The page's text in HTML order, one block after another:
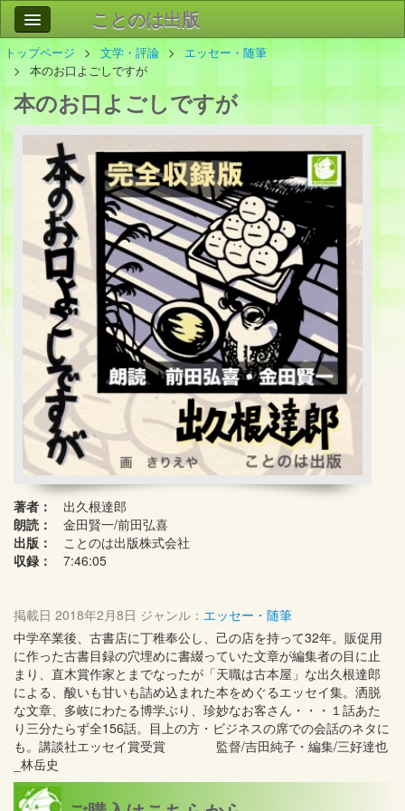
ことのは出版
作品
事業案内
会社情報
お問い合わせ
トップページ 文学・評論
エッセー・随筆
本のお口よごしですが
本のお口よごしですが
著者：
出久根達郎
朗読：
金田賢一/前田弘喜
出版：
ことのは出版株式会社
収録：
7:46:05
掲載日 2018年2月8日 ジャンル： エッセー・随筆
中学卒業後、古書店に丁稚奉公し、己の店を持って32年。販促用
に作った古書目録の穴埋めに書綴っていた文章が編集者の目に止
まり、直木賞作家とまでなったが「天職は古本屋」な出久根達郎
による、酸いも甘いも詰め込まれた本をめぐるエッセイ集。洒脱
な文章、多岐にわたる博学ぶり、珍妙なお客さん・・・１話あた
り三分たらず全156話。目上の方・ビジネスの席での会話のネタに
も。講談社エッセイ賞受賞 監督/吉田純子・編集/三好達也
_林岳史